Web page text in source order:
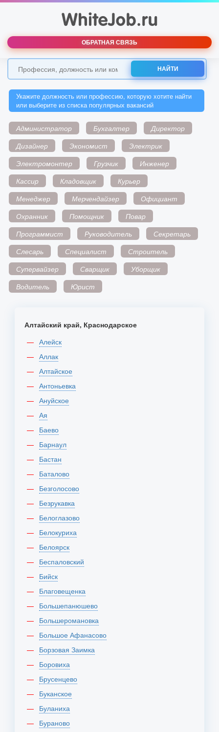
ОБРАТНАЯ СВЯЗЬ
НАЙТИ
Укажите должность или профессию, которую хотите найти
или выберите из списка популярных вакансий
Администратор Бухгалтер
Директор
Дизайнер
Экономист
Электрик
Электромонтер
Грузчик
Инженер
Кассир
Кладовщик
Курьер
Менеджер
Мерчендайзер
Официант
Охранник
Помощник
Повар
Программист
Руководитель
Секретарь
Слесарь
Специалист
Строитель
Супервайзер
Сварщик
Уборщик
Водитель
Юрист
Алтайский край, Краснодарское
Алейск
Аллак
Алтайское
Антоньевка
Ануйское
Ая
Баево
Барнаул
Бастан
Баталово
Безголосово
Безрукавка
Белоглазово
Белокуриха
Белоярск
Беспаловский
Бийск
Благовещенка
Большепанюшево
Большеромановка
Большое Афанасово
Борзовая Заимка
Боровиха
Брусенцево
Буканское
Буланиха
Бураново